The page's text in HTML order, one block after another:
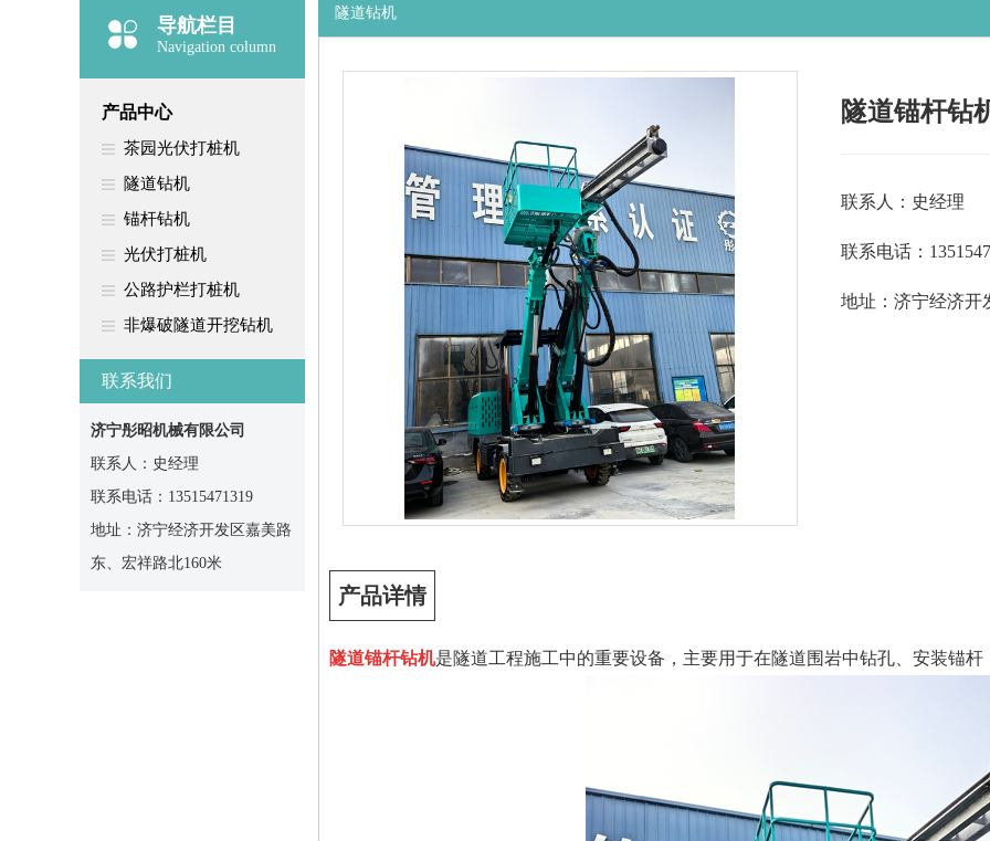
导航栏目
Navigation column
产品中心
茶园光伏打桩机
隧道钻机
锚杆钻机
光伏打桩机
公路护栏打桩机
非爆破隧道开挖钻机
联系我们
济宁彤昭机械有限公司
联系人：史经理
联系电话：13515471319
地址：济宁经济开发区嘉美路
东、宏祥路北160米
隧道钻机
隧道锚杆钻
联系人：史经理
联系电话：
地址：济宁经济开
产品详情
隧道锚杆钻机是隧道工程施工中的重要设备，主要用于在隧道围岩中钻孔、安装锚